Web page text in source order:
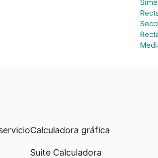
Calculadora gráfica
Suite Calculadora